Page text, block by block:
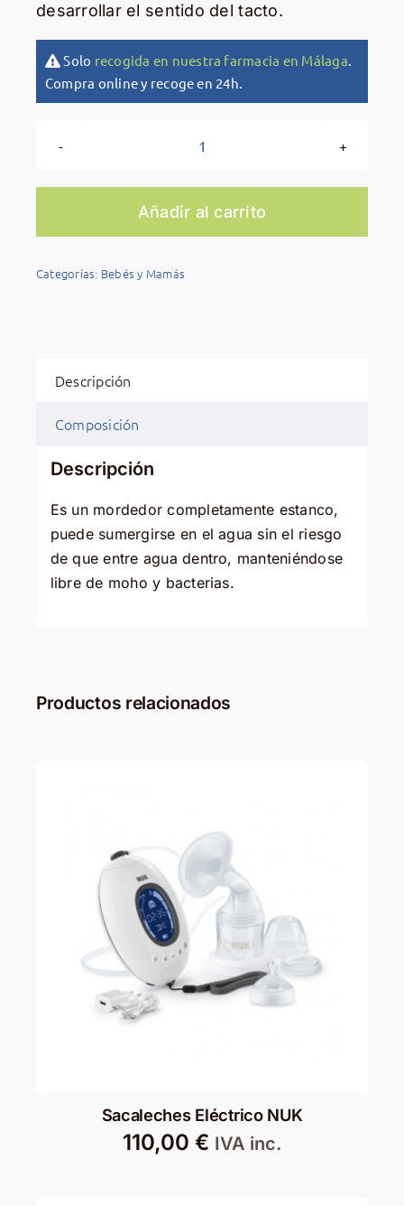
desarrollar el sentido del tacto.
Solo recogida en nuestra farmacia en Málaga.
Compra online y recoge en 24h.
Mordedor
Frut
Añadir al carrito
Categorías: Bebés y Mamás
Descripción
Composición
Descripción
Es un mordedor completamente estanco,
puede sumergirse en el agua sin el riesgo
de que entre agua dentro, manteniéndose
libre de moho y bacterias.
Productos relacionados
Sacaleches Eléctrico NUK
110,00 € IVA inc.